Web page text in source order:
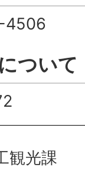
4506
ついて
観光課